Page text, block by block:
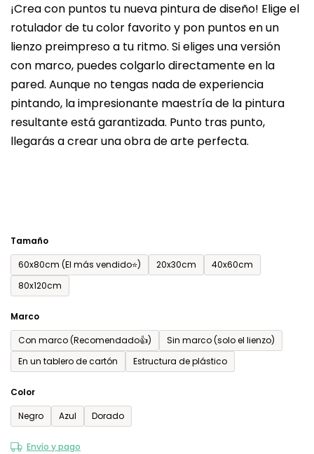
¡Crea con puntos tu nueva pintura de diseño! Elige el
rotulador de tu color favorito y pon puntos en un
lienzo preimpreso a tu ritmo. Si eliges una versión
con marco, puedes colgarlo directamente en la
pared. Aunque no tengas nada de experiencia
pintando, la impresionante maestría de la pintura
resultante está garantizada. Punto tras punto,
llegarás a crear una obra de arte perfecta.
Tamaño
60x80cm (El más vendido⭐)
20x30cm
40x60cm
80x120cm
Marco
Con marco (Recomendado👍)
Sin marco (solo el lienzo)
En un tablero de cartón
Estructura de plástico
Color
Negro
Azul Dorado
Envío y pago
media
del
producto
es
de
0,0
sobre
5